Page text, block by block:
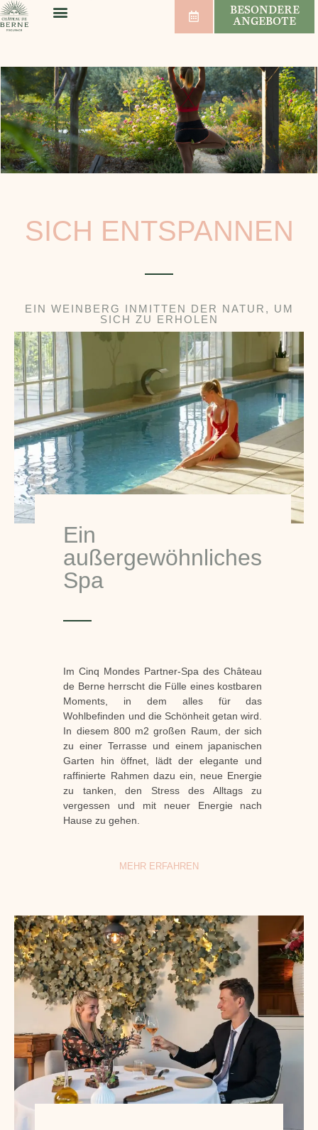
BESONDERE
ANGEBOTE
SICH ENTSPANNEN
EIN WEINBERG INMITTEN DER NATUR, UM
SICH ZU ERHOLEN
Ein
außergewöhnliches
Spa
Im Cinq Mondes Partner-Spa des Château
de Berne herrscht die Fülle eines kostbaren
Moments, in dem alles für das
Wohlbefinden und die Schönheit getan wird.
In diesem 800 m2 großen Raum, der sich
zu einer Terrasse und einem japanischen
Garten hin öffnet, lädt der elegante und
raffinierte Rahmen dazu ein, neue Energie
zu tanken, den Stress des Alltags zu
vergessen und mit neuer Energie nach
Hause zu gehen.
MEHR ERFAHREN